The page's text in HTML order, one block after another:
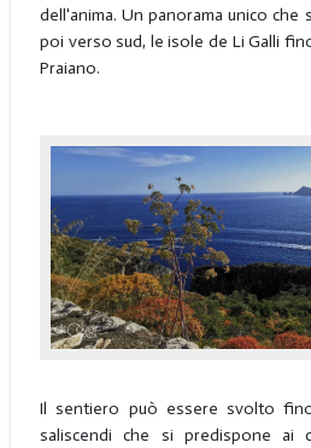
dell'anima. Un panorama unico che
poi verso sud, le isole de Li Galli
Praiano.
Il sentiero può essere svolto
saliscendi che si predispone ai